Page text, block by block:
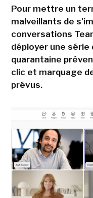
Pour mettre un
malveillants de
conversations
déployer une série
quarantaine
clic et marquage
prévus.